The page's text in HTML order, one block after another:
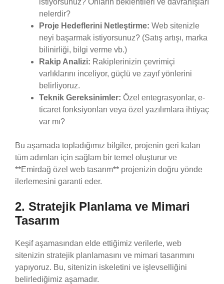
istiyorsunuz? Onların beklentileri ve davranışları
nelerdir?
Proje Hedeflerini Netleştirme: Web sitenizle
neyi başarmak istiyorsunuz? (Satış artışı, marka
bilinirliği, bilgi verme vb.)
Rakip Analizi: Rakiplerinizin çevrimiçi
varlıklarını inceliyor, güçlü ve zayıf yönlerini
belirliyoruz.
Teknik Gereksinimler: Özel entegrasyonlar, e-
ticaret fonksiyonları veya özel yazılımlara ihtiyaç
var mı?
Bu aşamada topladığımız bilgiler, projenin geri kalan
tüm adımları için sağlam bir temel oluşturur ve
**Emirdağ özel web tasarım** projenizin doğru yönde
ilerlemesini garanti eder.
2. Stratejik Planlama ve Mimari
Tasarım
Keşif aşamasından elde ettiğimiz verilerle, web
sitenizin stratejik planlamasını ve mimari tasarımını
yapıyoruz. Bu, sitenizin iskeletini ve işlevselliğini
belirlediğimiz aşamadır.